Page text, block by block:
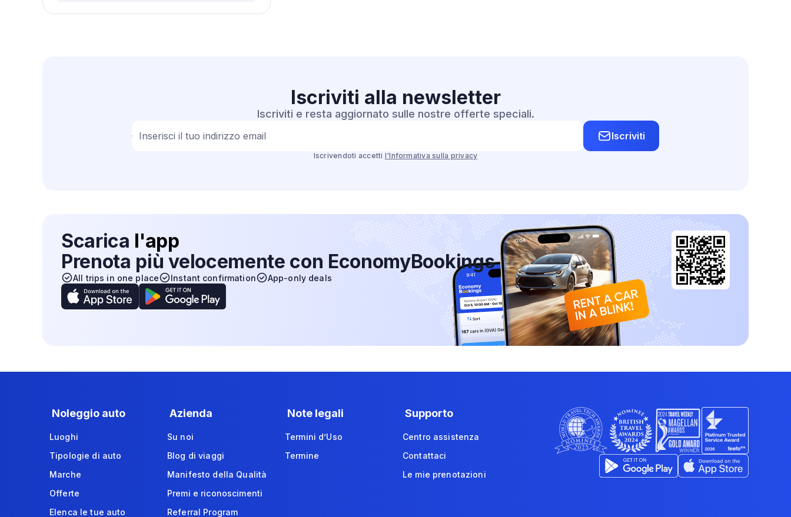
Iscriviti alla newsletter
Iscriviti e resta aggiornato sulle nostre offerte speciali.
Inserisci il tuo indirizzo email Iscriviti
Iscrivendoti accetti l'Informativa sulla privacy
Scarica l'app
Prenota più velocemente con EconomyBookings
All trips in one place Instant confirmation App-only deals
Noleggio auto
Luoghi
Tipologie di auto
Marche
Offerte
Elenca le tue auto
Azienda
Su noi
Blog di viaggi
Manifesto della Qualità
Premi e riconoscimenti
Referral Program
Note legali
Termini d’Uso
Termine
Supporto
Centro assistenza
Contattaci
Le mie prenotazioni